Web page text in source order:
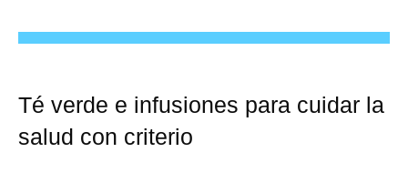
Té verde e infusiones para cuidar la
salud con criterio